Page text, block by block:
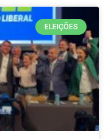
ELEIÇÕES